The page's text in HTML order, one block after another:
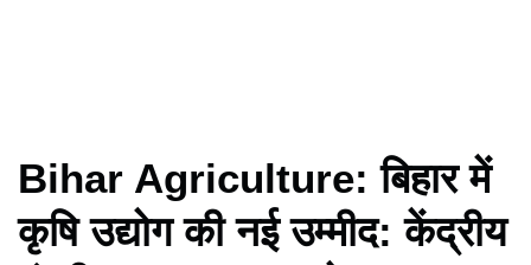
Bihar Agriculture: बिहार में
कृषि उद्योग की नई उम्मीद: केंद्रीय